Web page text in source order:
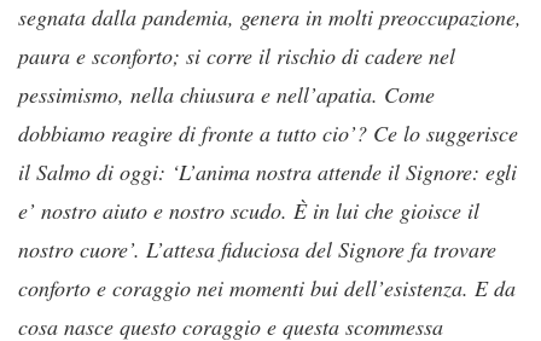
segnata dalla pandemia, genera in molti preoccupazione,
paura e sconforto; si corre il rischio di cadere nel
pessimismo, nella chiusura e nell’apatia. Come
dobbiamo reagire di fronte a tutto cio’? Ce lo suggerisce
il Salmo di oggi: ‘L’anima nostra attende il Signore: egli
e’ nostro aiuto e nostro scudo. È in lui che gioisce il
nostro cuore’. L’attesa fiduciosa del Signore fa trovare
conforto e coraggio nei momenti bui dell’esistenza. E da
cosa nasce questo coraggio e questa scommessa